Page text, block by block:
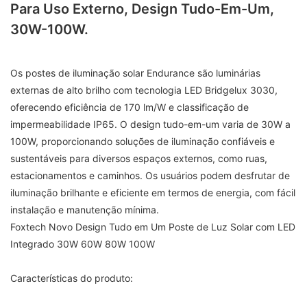
Para Uso Externo, Design Tudo-Em-Um,
30W-100W.
Os postes de iluminação solar Endurance são luminárias
externas de alto brilho com tecnologia LED Bridgelux 3030,
oferecendo eficiência de 170 lm/W e classificação de
impermeabilidade IP65. O design tudo-em-um varia de 30W a
100W, proporcionando soluções de iluminação confiáveis ​​e
sustentáveis ​​para diversos espaços externos, como ruas,
estacionamentos e caminhos. Os usuários podem desfrutar de
iluminação brilhante e eficiente em termos de energia, com fácil
instalação e manutenção mínima.
Foxtech Novo Design Tudo em Um Poste de Luz Solar com LED
Integrado 30W 60W 80W 100W
Características do produto: